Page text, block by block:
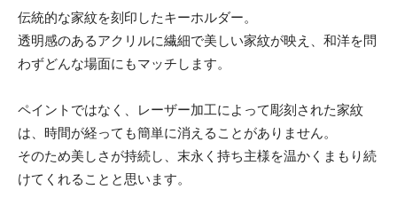
伝統的な家紋を刻印したキーホルダー。
透明感のあるアクリルに繊細で美しい家紋が映え、和洋を問
わずどんな場面にもマッチします。
ペイントではなく、レーザー加工によって彫刻された家紋
は、時間が経っても簡単に消えることがありません。
そのため美しさが持続し、末永く持ち主様を温かくまもり続
けてくれることと思います。